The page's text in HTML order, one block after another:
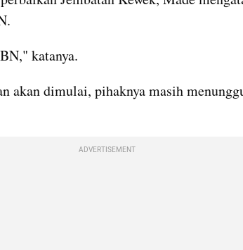
katanya.
akan dimulai, pihaknya masih
ADVERTISEMENT